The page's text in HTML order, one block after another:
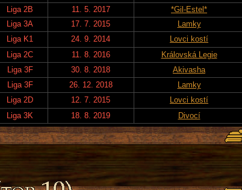
Liga 2B 11. 5. 2017
*Gil-Estel*
Liga 3A 17. 7. 2015
Lamky
Liga K1 24. 9. 2014
Lovci kostí
Liga 2C 11. 8. 2016
Královská Legie
Liga 3F 30. 8. 2018
Akivasha
Liga 3F 26. 12. 2018
Lamky
Liga 2D 12. 7. 2015
Lovci kostí
Liga 3K 18. 8. 2019 Divocí